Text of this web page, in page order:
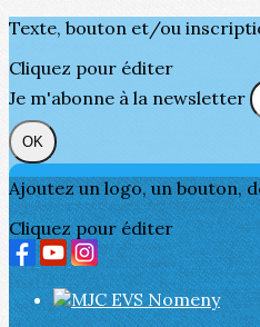
Texte, bouton et/ou
Cliquez pour éditer
Je m'abonne à la newsletter
OK
Ajoutez un logo, un bouton,
Cliquez pour éditer